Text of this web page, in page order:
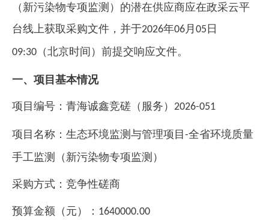
（新污染物专项监测）的潜在供应商应在政采云平
台线上获取采购文件，并于2026年06 月 05 日
09:30 （北京时间）前提交响应文件。
一、项目基本情况
项目编号：青海诚鑫竞磋（服务） 2026-051
项目名称：生态环境监测与管理项目 -全省环境质量
手工监测（新污染物专项监测）
采购方式：竞争性磋商
预算金额（元）： 1640000.00